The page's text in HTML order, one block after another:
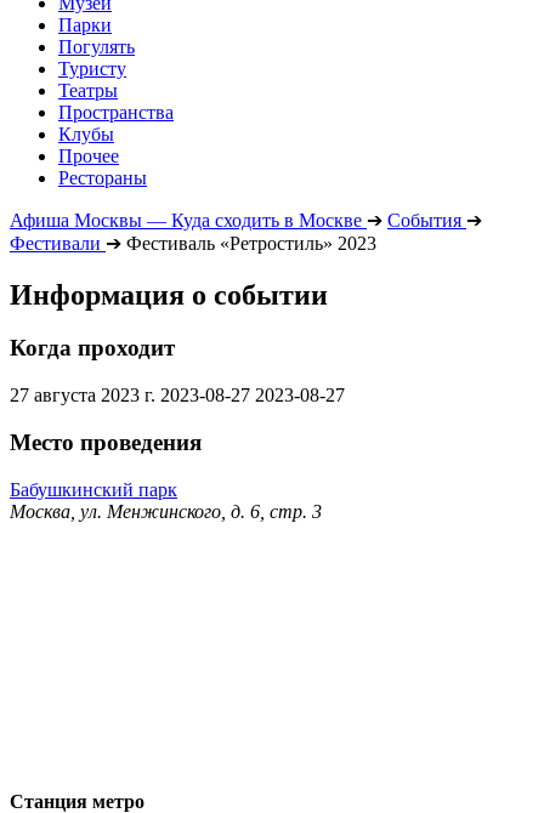
Парки
Погулять
Туристу
Театры
Пространства
Клубы
Прочее
Рестораны
Афиша Москвы — Куда сходить в Москве ➔ События ➔
Фестивали ➔ Фестиваль «Ретростиль» 2023
Информация о событии
Когда проходит
27 августа 2023 г. 2023-08-27 2023-08-27
Место проведения
Бабушкинский парк
Москва, ул. Менжинского, д. 6, стр. 3
Станция метро